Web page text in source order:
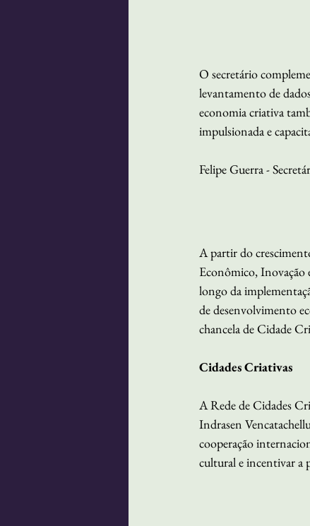
O secretário
levantamento de
economia criativa
impulsionada e
Felipe Guerra -
A partir do
Econômico, Inovação
longo da
de desenvolvimento
chancela de Cidade
Cidades Criativas
A Rede de Cidades
Indrasen
cooperação
cultural e incentivar a